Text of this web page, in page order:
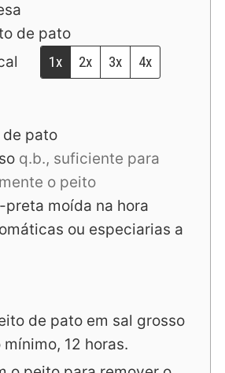
de pato
1x 2x 3x 4x
de pato
q.b., suficiente para
o peito
preta moída na hora
ou especiarias a
de pato em sal grosso
12 horas.